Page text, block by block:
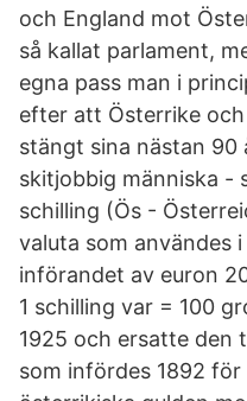
och England mot
så kallat parlament,
egna pass man i
efter att Österrike
stängt sina nästan 90
skitjobbig människa -
schilling (Ös -
valuta som användes
införandet av euron
1 schilling var = 100
1925 och ersatte den
som infördes 1892